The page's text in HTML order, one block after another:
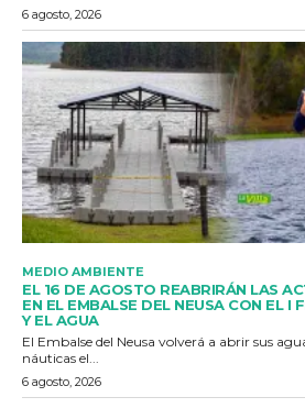
6 agosto, 2026
MEDIO AMBIENTE
EL 16 DE AGOSTO REABRIRÁN LAS
EN EL EMBALSE DEL NEUSA CON EL I
Y EL AGUA
El Embalse del Neusa volverá a abrir sus
náuticas el...
6 agosto, 2026